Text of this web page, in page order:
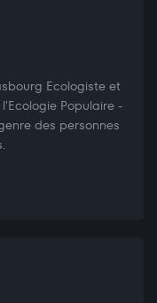
Ecologiste et
Populaire -
des personnes